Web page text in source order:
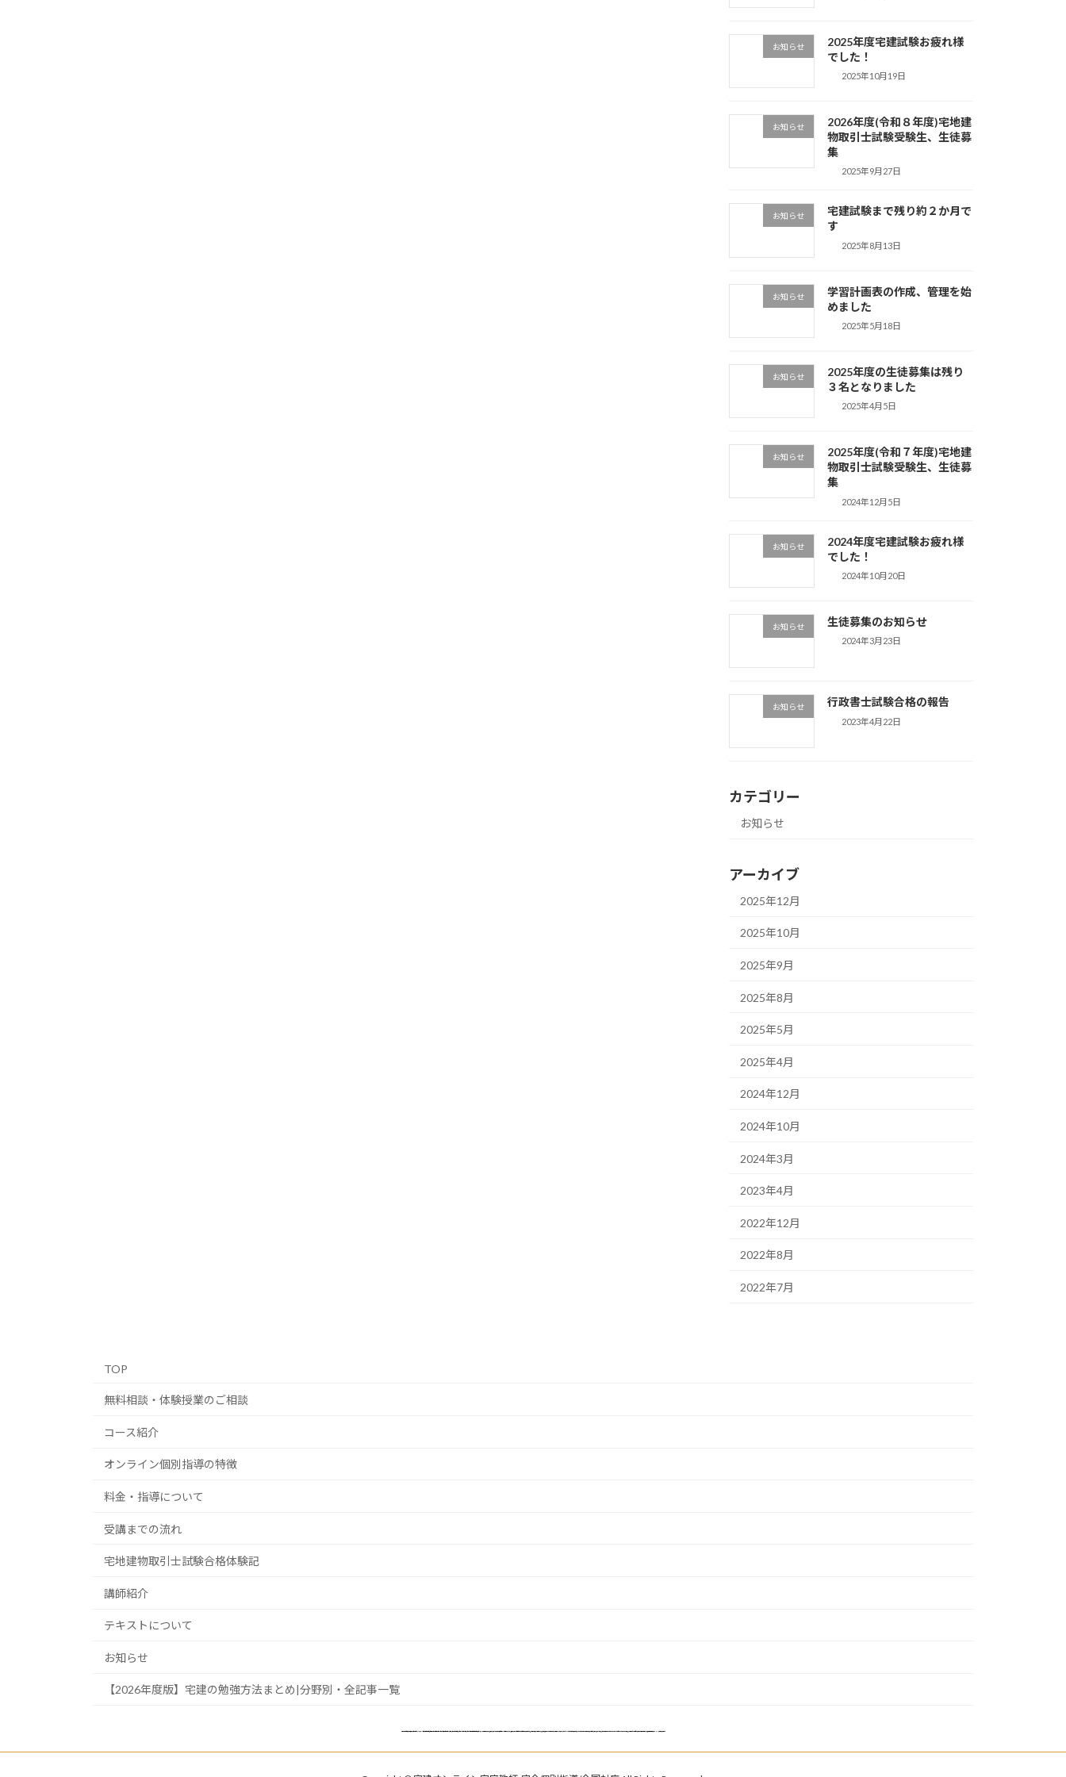
お知らせ
2025年度宅建試験お疲れ様
でした！
2025年10月19日
お知らせ
2026年度(令和８年度)宅地建
物取引士試験受験生、生徒募
集
2025年9月27日
お知らせ
宅建試験まで残り約２か月で
す
2025年8月13日
お知らせ
学習計画表の作成、管理を始
めました
2025年5月18日
お知らせ
2025年度の生徒募集は残り
３名となりました
2025年4月5日
お知らせ
2025年度(令和７年度)宅地建
物取引士試験受験生、生徒募
集
2024年12月5日
お知らせ
2024年度宅建試験お疲れ様
でした！
2024年10月20日
お知らせ 生徒募集のお知らせ
2024年3月23日
お知らせ 行政書士試験合格の報告
2023年4月22日
カテゴリー
お知らせ
アーカイブ
2025年12月
2025年10月
2025年9月
2025年8月
2025年5月
2025年4月
2024年12月
2024年10月
2024年3月
2023年4月
2022年12月
2022年8月
2022年7月
TOP
無料相談・体験授業のご相談
コース紹介
オンライン個別指導の特徴
料金・指導について
受講までの流れ
宅地建物取引士試験合格体験記
講師紹介
テキストについて
お知らせ
【2026年度版】宅建の勉強方法まとめ|分野別・全記事一覧